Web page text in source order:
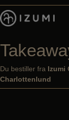
Hop
til
indholdet
Du bestiller fra Izumi
Charlottenlund